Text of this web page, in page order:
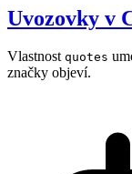
Uvozovky v
Vlastnost quotes
značky objeví.